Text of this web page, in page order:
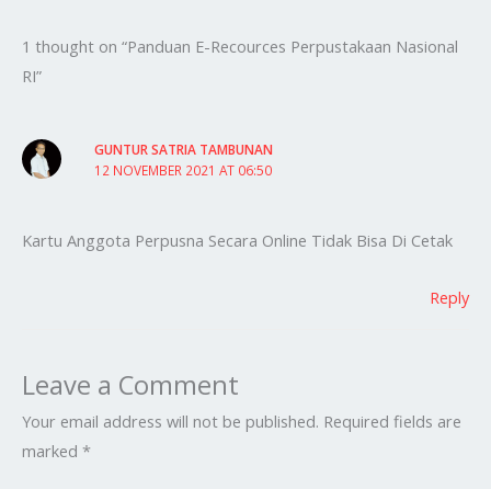
1 thought on “Panduan E-Recources Perpustakaan Nasional
RI”
GUNTUR SATRIA TAMBUNAN
12 NOVEMBER 2021 AT 06:50
Kartu Anggota Perpusna Secara Online Tidak Bisa Di Cetak
Reply
Leave a Comment
Your email address will not be published. Required fields are
marked *